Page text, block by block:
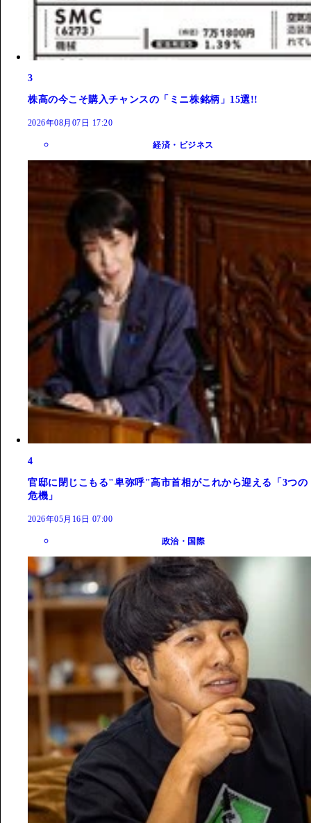
3
株高の今こそ購入チャンスの「ミニ株銘柄」15選!!
2026年08月07日 17:20
経済・ビジネス
4
官邸に閉じこもる"卑弥呼"高市首相がこれから迎える「3つの
危機」
2026年05月16日 07:00
政治・国際